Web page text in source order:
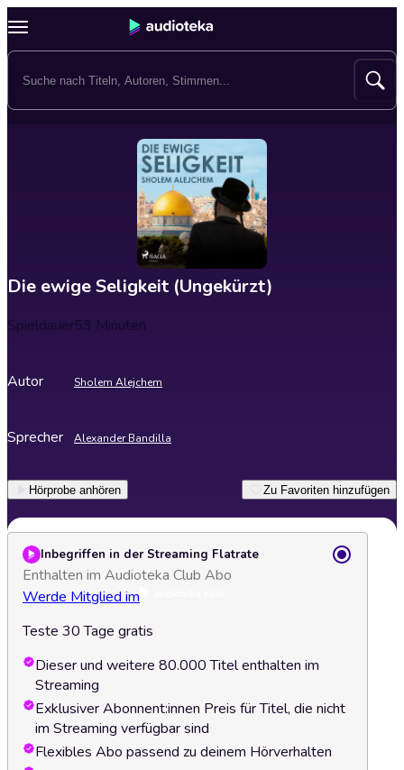
Die ewige Seligkeit (Ungekürzt)
Spieldauer53 Minuten
Autor Sholem Alejchem
Sprecher Alexander Bandilla
Hörprobe anhören Zu Favoriten hinzufügen
Inbegriffen in der Streaming Flatrate
Enthalten im Audioteka Club Abo
Werde Mitglied im
Teste 30 Tage gratis
Dieser und weitere 80.000 Titel enthalten im
Streaming
Exklusiver Abonnent:innen Preis für Titel, die nicht
im Streaming verfügbar sind
Flexibles Abo passend zu deinem Hörverhalten